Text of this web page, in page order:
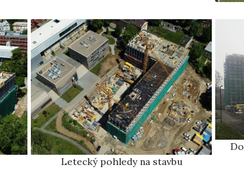
Letecký pohledy na stavbu